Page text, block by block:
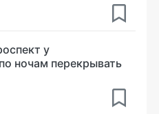
у
ночам перекрывать